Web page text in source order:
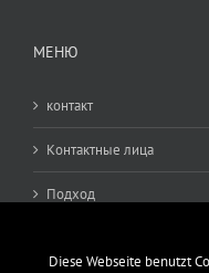
MЕНЮ
контакт
Kонтактные лица
Подход
Diese Webseite benutzt